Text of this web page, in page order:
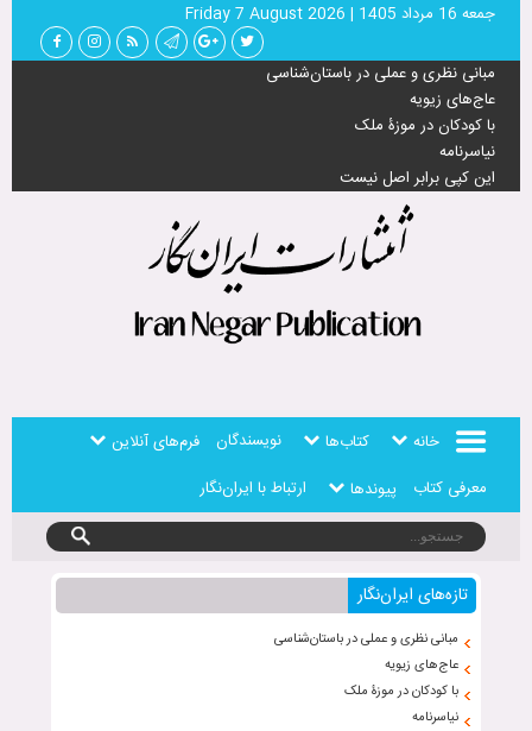
جمعه 16 مرداد 1405 |
Friday 7 August 2026
مبانی نظری و عملی در باستان‌شناسی
عاج‌های زیویه
با کودکان در موزۀ ملک
نیاسرنامه
این کپی برابر اصل نیست
خانه کتاب‌ها نویسندگان
فرم‌های آنلاین
معرفی کتاب
پیوندها ارتباط با ایران‌نگار
تازه‌های ایران‌نگار
مبانی نظری و عملی در باستان‌شناسی
عاج‌های زیویه
با کودکان در موزۀ ملک
نیاسرنامه